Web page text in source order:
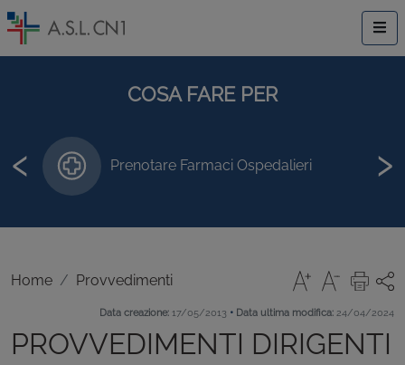
COSA FARE PER
Prenotare Farmaci Ospedalieri
‹ ›
Home Provvedimenti
Data creazione: 17/05/2013 • Data ultima modifica: 24/04/2024
PROVVEDIMENTI DIRIGENTI